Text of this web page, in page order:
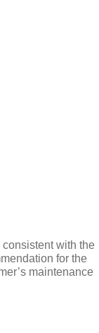
with the
for the
maintenance